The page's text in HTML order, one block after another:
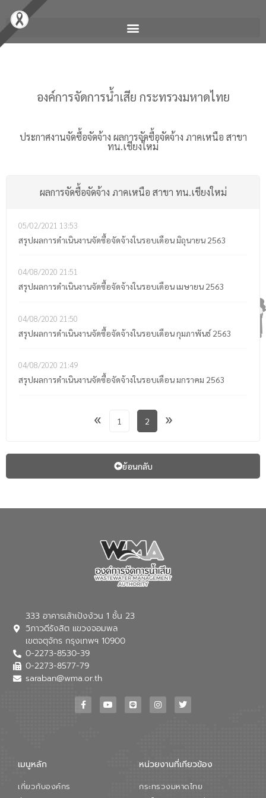
องค์การจัดการน้ำเสีย กระทรวงมหาดไทย
ประกาศงานจัดซื้อจัดจ้าง ผลการจัดซื้อจัดจ้าง ภาคเหนือ สาขา
ทน.เชียงใหม่
ผลการจัดซื้อจัดจ้าง ภาคเหนือ สาขา ทน.เชียงใหม่
05/02/2021 13:53
สรุปผลการดำเนินงานจัดซื้อจัดจ้างในรอบเดือน มิถุนายน 2563
04/08/2020 21:51
สรุปผลการดำเนินงานจัดซื้อจัดจ้างในรอบเดือน เมษายน 2563
04/08/2020 21:50
สรุปผลการดำเนินงานจัดซื้อจัดจ้างในรอบเดือน กุมภาพันธ์ 2563
04/08/2020 21:49
สรุปผลการดำเนินงานจัดซื้อจัดจ้างในรอบเดือน มกราคม 2563
« 1 2 »
ย้อนกลับ
333 อาคารเล้าเป้งง้วน 1 ชั้น 23
วิภาวดีรังสิต แขวงจอมพล
เขตจตุจักร กรุงเทพฯ 10900
0-2273-8530-39
0-2273-8577-79
saraban@wma.or.th
เมนูหลัก
เกี่ยวกับองค์กร
หน่วยงานที่เกียวข้อง
กระทรวงมหาดไทย